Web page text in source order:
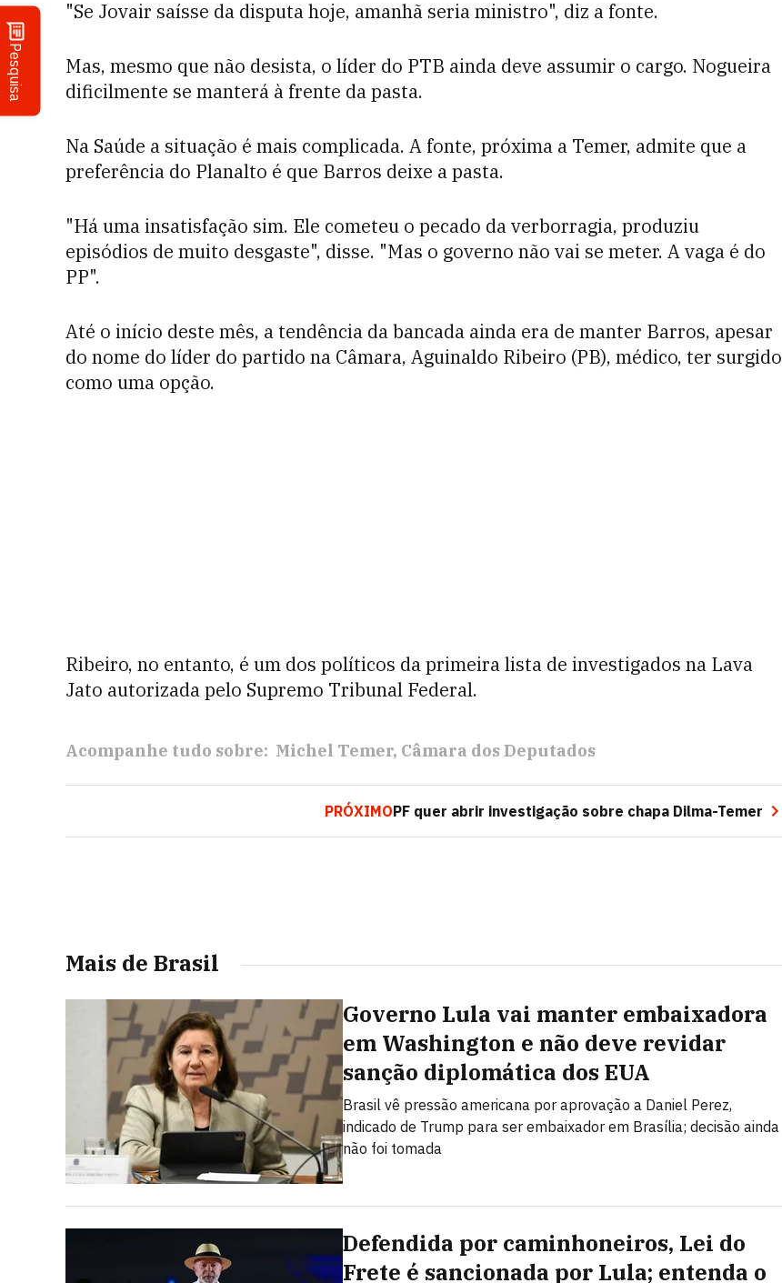
Pesquisa
"Se Jovair saísse da disputa hoje, amanhã seria ministro", diz a fonte.
Mas, mesmo que não desista, o líder do PTB ainda deve assumir o cargo. Nogueira
dificilmente se manterá à frente da pasta.
Na Saúde a situação é mais complicada. A fonte, próxima a Temer, admite que a
preferência do Planalto é que Barros deixe a pasta.
"Há uma insatisfação sim. Ele cometeu o pecado da verborragia, produziu
episódios de muito desgaste", disse. "Mas o governo não vai se meter. A vaga é do
PP".
Até o início deste mês, a tendência da bancada ainda era de manter Barros, apesar
do nome do líder do partido na Câmara, Aguinaldo Ribeiro (PB), médico, ter surgido
como uma opção.
Ribeiro, no entanto, é um dos políticos da primeira lista de investigados na Lava
Jato autorizada pelo Supremo Tribunal Federal.
Acompanhe tudo sobre: Michel Temer Câmara dos Deputados
PRÓXIMOPF quer abrir investigação sobre chapa Dilma-Temer
Mais de Brasil
Governo Lula vai manter embaixadora
em Washington e não deve revidar
sanção diplomática dos EUA
Brasil vê pressão americana por aprovação a Daniel Perez,
indicado de Trump para ser embaixador em Brasília; decisão ainda
não foi tomada
Defendida por caminhoneiros, Lei do
Frete é sancionada por Lula; entenda o